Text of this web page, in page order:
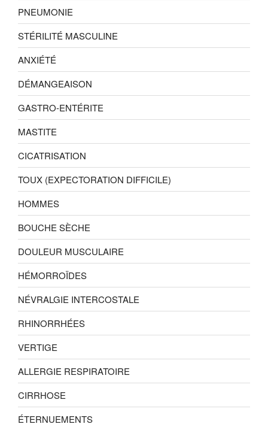
PNEUMONIE
STÉRILITÉ MASCULINE
ANXIÉTÉ
DÉMANGEAISON
GASTRO-ENTÉRITE
MASTITE
CICATRISATION
TOUX (EXPECTORATION DIFFICILE)
HOMMES
BOUCHE SÈCHE
DOULEUR MUSCULAIRE
HÉMORROÏDES
NÉVRALGIE INTERCOSTALE
RHINORRHÉES
VERTIGE
ALLERGIE RESPIRATOIRE
CIRRHOSE
ÉTERNUEMENTS